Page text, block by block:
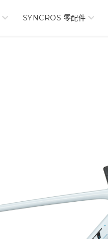
SYNCROS 零配件